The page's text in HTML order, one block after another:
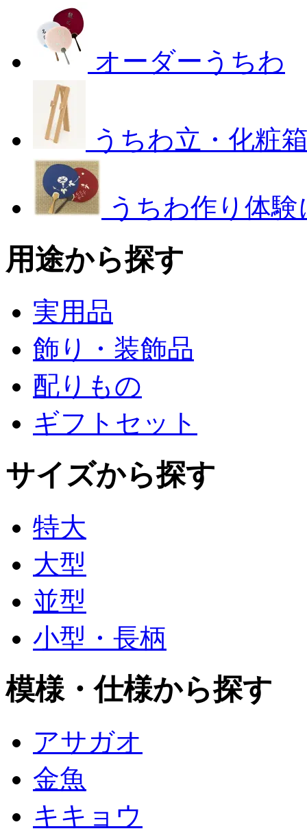
オーダーうちわ
うちわ立・化粧
うちわ作り体
用途から探す
実用品
飾り・装飾品
配りもの
ギフトセット
サイズから探す
特大
大型
並型
小型・長柄
模様・仕様から探す
アサガオ
金魚
キキョウ